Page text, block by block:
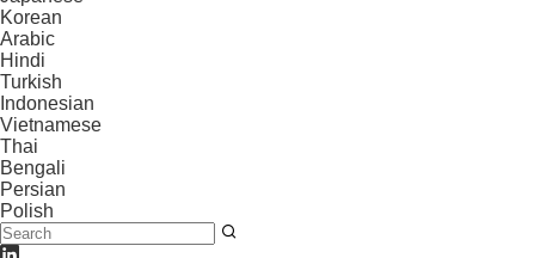
Korean
Arabic
Hindi
Turkish
Indonesian
Vietnamese
Thai
Bengali
Persian
Polish